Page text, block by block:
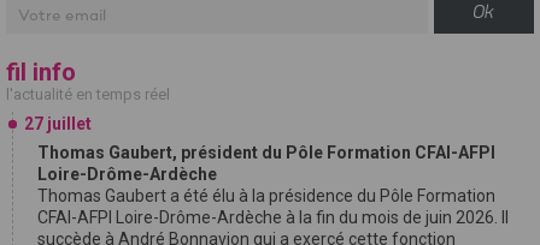
Ok
fil info
l'actualité en temps réel
27 juillet
Thomas Gaubert, président du Pôle Formation CFAI-AFPI
Loire-Drôme-Ardèche
Thomas Gaubert a été élu à la présidence du Pôle Formation
CFAI-AFPI Loire-Drôme-Ardèche à la fin du mois de juin 2026. Il
succède à André Bonnavion qui a exercé cette fonction